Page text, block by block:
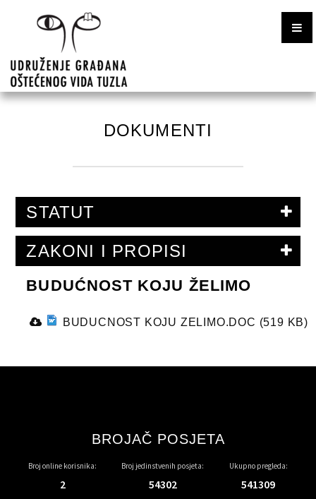
DOKUMENTI
STATUT
ZAKONI I PROPISI
BUDUĆNOST KOJU ŽELIMO
BUDUCNOST KOJU ZELIMO.DOC (519 KB)
BROJAČ POSJETA
Broj online korisnika:
2
Broj jedinstvenih posjeta:
54302
Ukupno pregleda:
541309
DONATORI
GALERIJA
KONTAKT